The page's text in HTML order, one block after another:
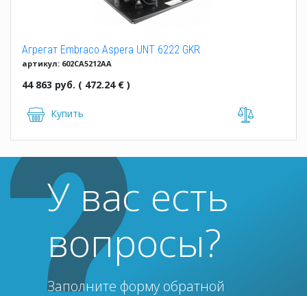
Агрегат Embraco Aspera UNT 6222 GKR
артикул: 602CA5212AA
44 863 руб. ( 472.24 € )
Купить
У вас есть
вопросы?
Заполните форму обратной